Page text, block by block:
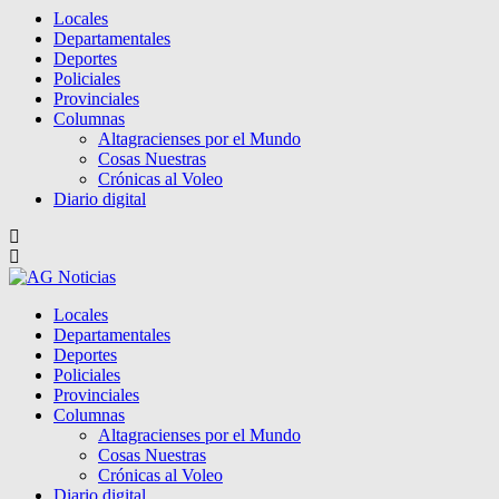
Locales
Departamentales
Deportes
Policiales
Provinciales
Columnas
Altagracienses por el Mundo
Cosas Nuestras
Crónicas al Voleo
Diario digital
Locales
Departamentales
Deportes
Policiales
Provinciales
Columnas
Altagracienses por el Mundo
Cosas Nuestras
Crónicas al Voleo